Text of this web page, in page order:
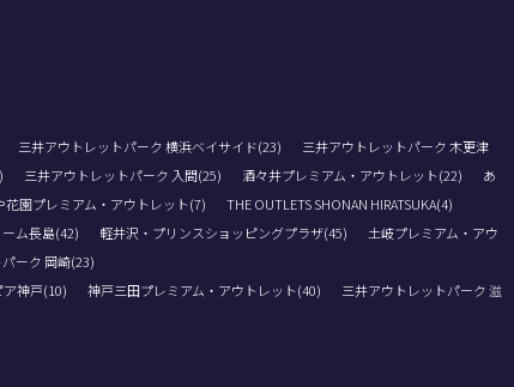
三井アウトレットパーク 横浜ベイサイド(23)
三井アウトレットパーク 木更津
三井アウトレットパーク 入間(25) 酒々井プレミアム・アウトレット(22)
あ
花園プレミアム・アウトレット(7)
THE OUTLETS SHONAN HIRATSUKA(4)
ム長島(42) 軽井沢・プリンスショッピングプラザ(45)
土岐プレミアム・アウ
ーク 岡崎(23)
神戸(10) 神戸三田プレミアム・アウトレット(40)
三井アウトレットパーク 滋